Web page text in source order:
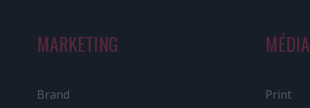
MARKETING
Brand
MÉDIA
Print